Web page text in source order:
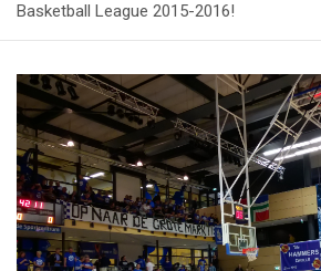
Basketball League 2015-2016!